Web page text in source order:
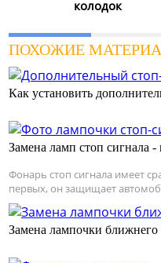
колодок
ПОХОЖИЕ
Как установить
Замена ламп стоп сигнала -
Фонарь стоп сигнала имеет
первых, он защищает
Замена лампочки